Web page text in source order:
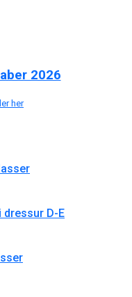
2026
her
D-E